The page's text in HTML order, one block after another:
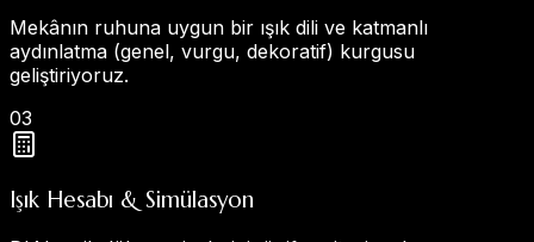
Mekânın ruhuna uygun bir ışık dili ve katmanlı
aydınlatma (genel, vurgu, dekoratif) kurgusu
geliştiriyoruz.
03
Işık Hesabı & Simülasyon